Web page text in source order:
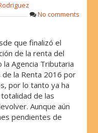
No comments
que finalizó el
de la renta del
Agencia Tributaria
de la Renta 2016 por
por lo tanto ya ha
de las
Aunque aún
pendientes de